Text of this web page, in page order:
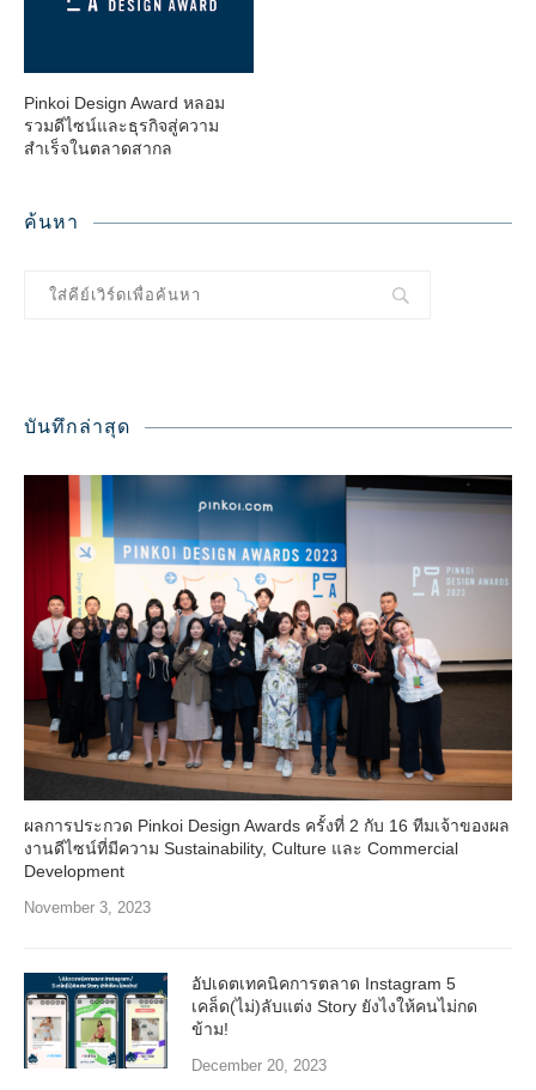
Pinkoi Design Award หลอม
รวมดีไซน์และธุรกิจสู่ความ
สำเร็จในตลาดสากล
ค้นหา
บันทึกล่าสุด
ผลการประกวด Pinkoi Design Awards ครั้งที่ 2 กับ 16 ทีมเจ้าของผล
งานดีไซน์ที่มีความ Sustainability, Culture และ Commercial
Development
November 3, 2023
อัปเดตเทคนิคการตลาด Instagram 5
เคล็ด(ไม่)ลับแต่ง Story ยังไงให้คนไม่กด
ข้าม!
December 20, 2023